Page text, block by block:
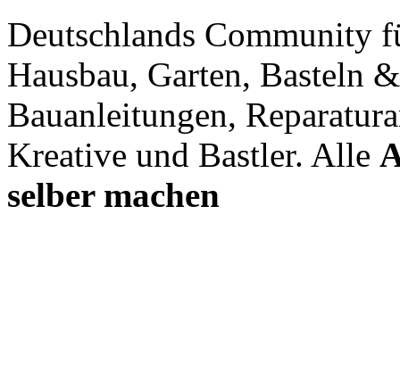
Deutschlands Community
Hausbau, Garten, Basteln
Bauanleitungen,
Kreative und Bastler. Alle
selber machen